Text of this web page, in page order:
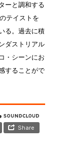
ーと調和する
テイストを
る。過去に積
ダストリアル
・シーンにお
することがで